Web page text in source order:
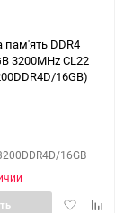
пам'ять DDR4
3200MHz CL22
16GB)
16GB
Добавить